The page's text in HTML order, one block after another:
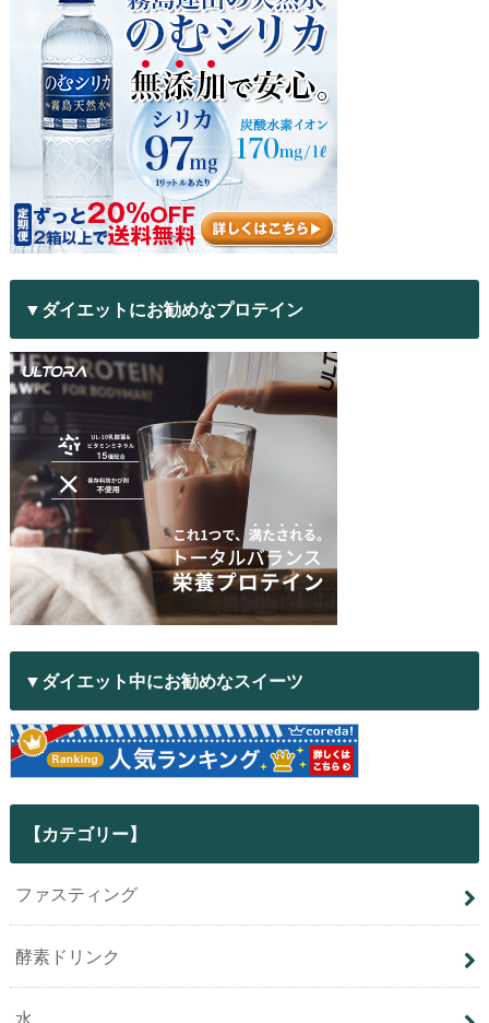
▼ダイエットにお勧めなプロテイン
▼ダイエット中にお勧めなスイーツ
【カテゴリー】
ファスティング
酵素ドリンク
水